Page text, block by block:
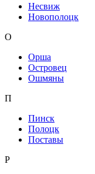
Несвиж
Новополоцк
О
Орша
Островец
Ошмяны
П
Пинск
Полоцк
Поставы
Р